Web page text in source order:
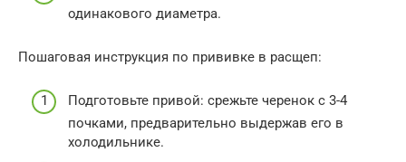
одинакового диаметра.
Пошаговая инструкция по прививке в расщеп:
Подготовьте привой: срежьте черенок с 3-4
почками, предварительно выдержав его в
холодильнике.